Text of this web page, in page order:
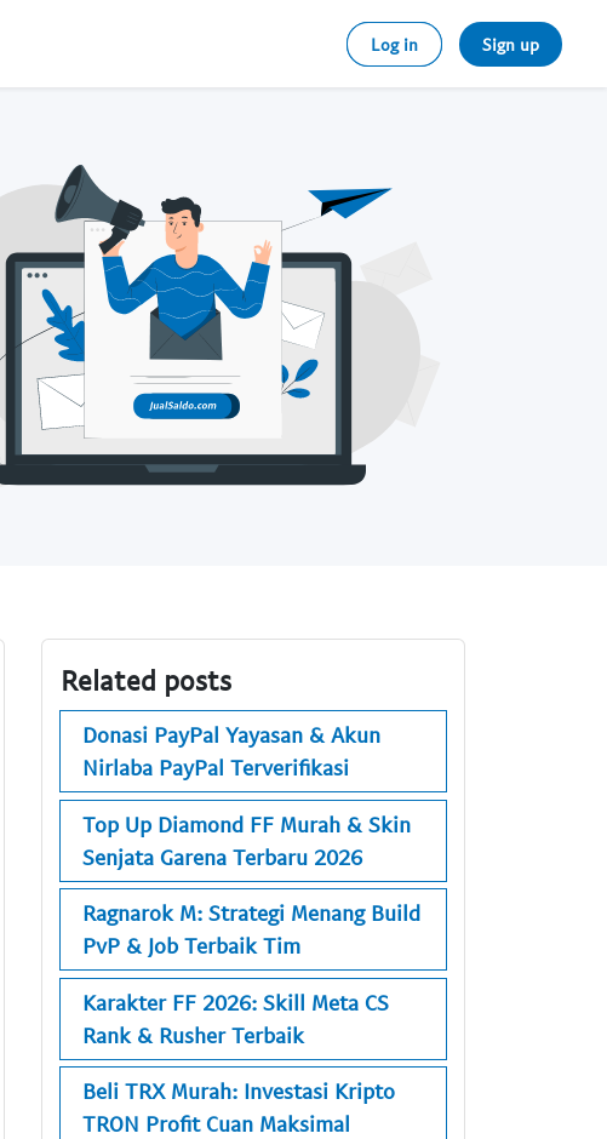
Log in Sign up
Related posts
Donasi PayPal Yayasan & Akun
Nirlaba PayPal Terverifikasi
Top Up Diamond FF Murah & Skin
Senjata Garena Terbaru 2026
Ragnarok M: Strategi Menang Build
PvP & Job Terbaik Tim
Karakter FF 2026: Skill Meta CS
Rank & Rusher Terbaik
Beli TRX Murah: Investasi Kripto
TRON Profit Cuan Maksimal